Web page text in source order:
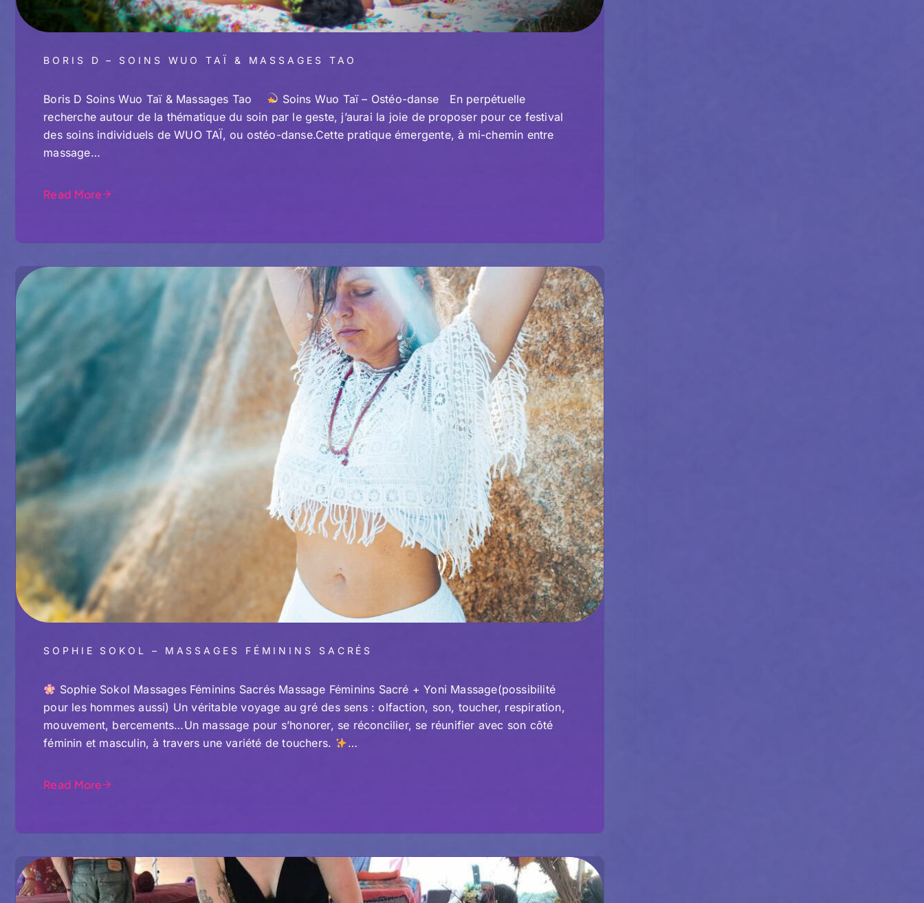
BORIS D – SOINS WUO TAÏ & MASSAGES TAO
Boris D Soins Wuo Taï & Massages Tao
Soins Wuo Taï – Ostéo-danse En perpétuelle
recherche autour de la thématique du soin par le geste, j’aurai la joie de proposer pour ce festival
des soins individuels de WUO TAÏ, ou ostéo-danse.Cette pratique émergente, à mi-chemin entre
massage…
Read More
SOPHIE SOKOL – MASSAGES FÉMININS SACRÉS
Sophie Sokol Massages Féminins Sacrés Massage Féminins Sacré + Yoni Massage(possibilité
pour les hommes aussi) Un véritable voyage au gré des sens : olfaction, son, toucher, respiration,
mouvement, bercements…Un massage pour s’honorer, se réconcilier, se réunifier avec son côté
féminin et masculin, à travers une variété de touchers.
…
Read More